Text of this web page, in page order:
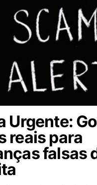
Urgente:
reais para
falsas